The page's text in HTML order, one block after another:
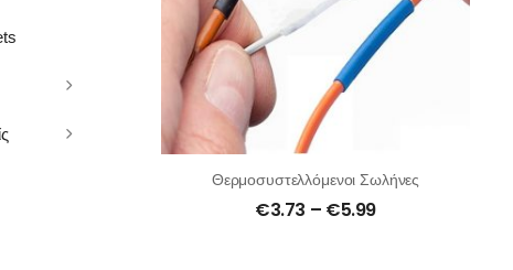
Θερμοσυστελλόμενοι Σωλήνες
€3.73 – €5.99